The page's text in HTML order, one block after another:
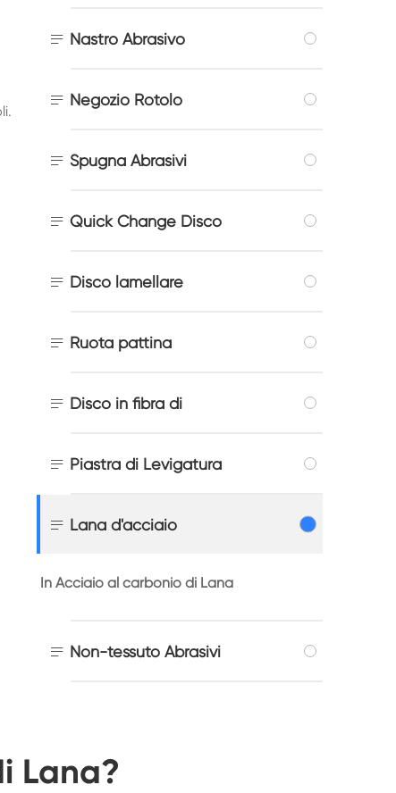
 Nastro Abrasivo
 Negozio Rotolo
 Spugna Abrasivi
 Quick Change Disco
 Disco lamellare
 Ruota pattina
 Disco in fibra di
 Piastra di Levigatura
 Lana d'acciaio
In Acciaio al carbonio di Lana
 Non-tessuto Abrasivi
Lana?